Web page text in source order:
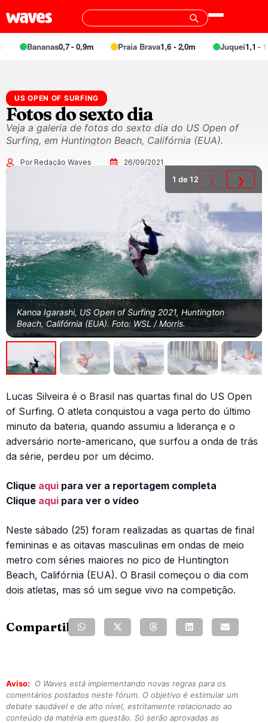
Bananas0,7 - 0,9m Praia Brava1,6 - 2,0m Juquei1,1 -
US OPEN OF SURFING
Fotos do sexto dia
Veja a galeria de fotos do sexto dia do US Open of
Surfing, em Huntington Beach, Califórnia (EUA).
Por Redação Waves 26/09/2021
Kanoa Igarashi, US Open of Surfing 2021, Huntington
Beach, Califórnia (EUA). Foto: WSL / Morris.
1 de 12 ❮ ❯
Lucas Silveira é o Brasil nas quartas final do US Open
of Surfing. O atleta conquistou a vaga perto do último
minuto da bateria, quando assumiu a liderança e o
adversário norte-americano, que surfou a onda de trás
da série, perdeu por um décimo.
Clique aqui para ver a reportagem completa
Clique aqui para ver o vídeo
Neste sábado (25) foram realizadas as quartas de final
femininas e as oitavas masculinas em ondas de meio
metro com séries maiores no pico de Huntington
Beach, Califórnia (EUA). O Brasil começou o dia com
dois atletas, mas só um segue vivo na competição.
Compartilhe:
Aviso:
O Waves está implementando novas regras para os
comentários postados neste fórum. O objetivo é estimular um
debate saudável e de alto nível, estritamente relacionado ao
conteúdo da matéria em questão. Só serão aprovadas as